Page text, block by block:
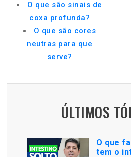
O que são sinais de
coxa profunda?
O que são cores
neutras para que
serve?
ÚLTIMOS
O que
tem o